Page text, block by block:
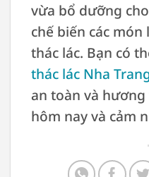
vừa bổ dưỡng
chế biến các món
thác lác. Bạn có
thác lác Nha
an toàn và
hôm nay và cảm